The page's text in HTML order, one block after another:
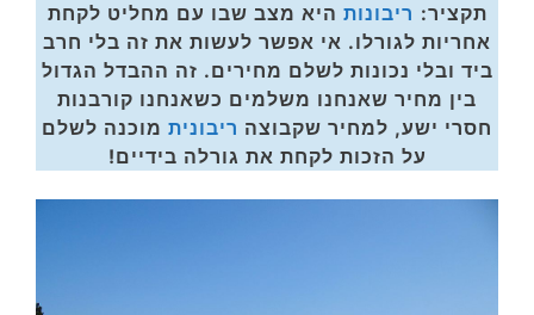
תקציר: ריבונות היא מצב שבו עם מחליט לקחת
אחריות לגורלו. אי אפשר לעשות את זה בלי חרב
ביד ובלי נכונות לשלם מחירים. זה ההבדל הגדול
בין מחיר שאנחנו משלמים כשאנחנו קורבנות
חסרי ישע, למחיר שקבוצה ריבונית מוכנה לשלם
על הזכות לקחת את גורלה בידיים!